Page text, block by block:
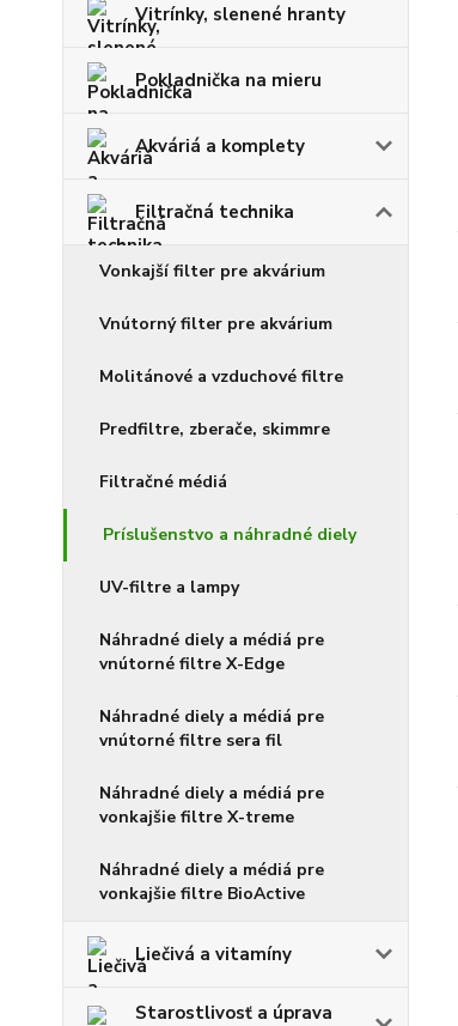
Vitrínky, slenené hranty
Pokladnička na mieru
Akváriá a komplety
Filtračná technika
Vonkajší filter pre akvárium
Vnútorný filter pre akvárium
Molitánové a vzduchové filtre
Predfiltre, zberače, skimmre
Filtračné médiá
Príslušenstvo a náhradné diely
UV-filtre a lampy
Náhradné diely a médiá pre
vnútorné filtre X-Edge
Náhradné diely a médiá pre
vnútorné filtre sera fil
Náhradné diely a médiá pre
vonkajšie filtre X-treme
Náhradné diely a médiá pre
vonkajšie filtre BioActive
Liečivá a vitamíny
Starostlivosť a úprava